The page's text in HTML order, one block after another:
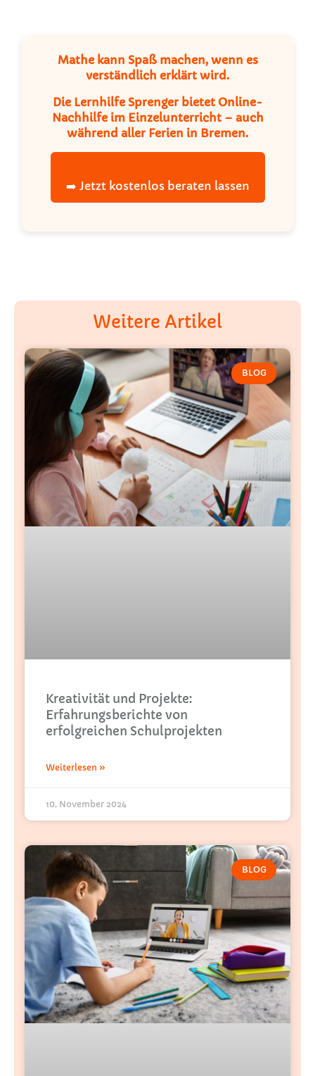
Mathe kann Spaß machen, wenn es
verständlich erklärt wird.
Die Lernhilfe Sprenger bietet Online-
Nachhilfe im Einzelunterricht – auch
während aller Ferien in Bremen.
➡️ Jetzt kostenlos beraten lassen
Weitere Artikel
BLOG
Kreativität und Projekte:
Erfahrungsberichte von
erfolgreichen Schulprojekten
Weiterlesen »
10. November 2024
BLOG